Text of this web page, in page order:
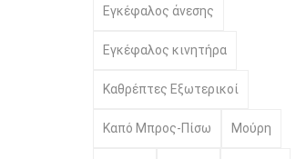
Εγκέφαλος άνεσης
Εγκέφαλος κινητήρα
Καθρέπτες Εξωτερικοί
Καπό Μπρος-Πίσω Μούρη